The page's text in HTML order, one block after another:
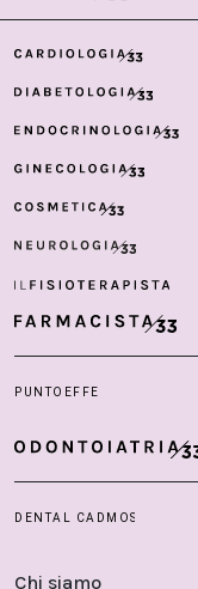
Chi siamo